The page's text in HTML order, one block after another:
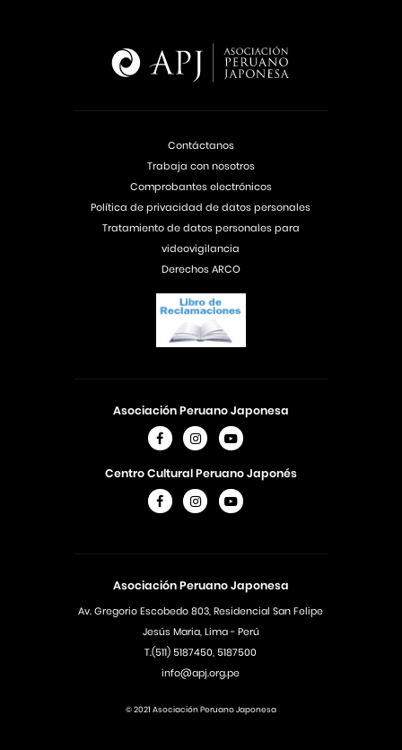
Asociación Peruano Japonesa
Av. Gregorio Escobedo 803, Residencial San Felipe
Jesús Maria, Lima - Perú
T.(511) 5187450, 5187500
info@apj.org.pe
Asociación Peruano Japonesa
Centro Cultural Peruano Japonés
Contáctanos
Trabaja con nosotros
Comprobantes electrónicos
Política de privacidad de datos personales
Tratamiento de datos personales para
videovigilancia
Derechos ARCO
© 2021 Asociación Peruano Japonesa